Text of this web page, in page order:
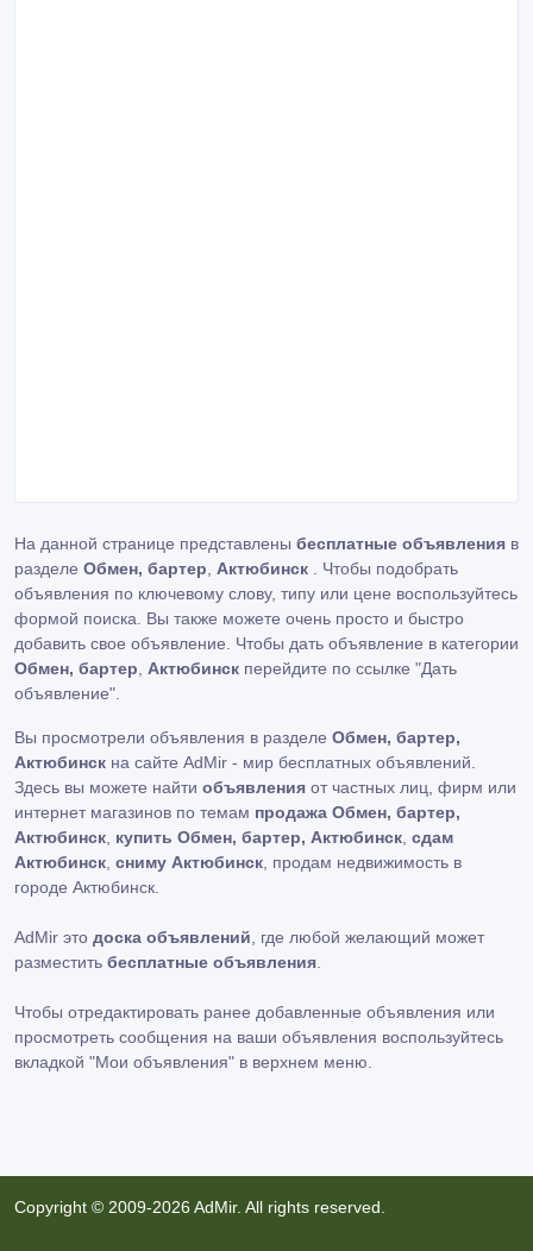
На данной странице представлены бесплатные объявления в
разделе Обмен, бартер Актюбинск . Чтобы подобрать
объявления по ключевому слову, типу или цене воспользуйтесь
формой поиска. Вы также можете очень просто и быстро
добавить свое объявление. Чтобы дать объявление в категории
Обмен, бартер
Актюбинск перейдите по ссылке "Дать
объявление"
Вы просмотрели объявления в разделе Обмен, бартер,
Актюбинск на сайте AdMir - мир бесплатных объявлений.
Здесь вы можете найти объявления от частных лиц, фирм или
интернет магазинов по темам продажа Обмен, бартер,
Актюбинск купить Обмен, бартер, Актюбинск сдам
Актюбинск сниму Актюбинск , продам недвижимость в
городе Актюбинск.
AdMir это доска объявлений , где любой желающий может
разместить бесплатные объявления
Чтобы отредактировать ранее добавленные объявления или
просмотреть сообщения на ваши объявления воспользуйтесь
вкладкой "Мои объявления" в верхнем меню.
Copyright © 2009-2026 AdMir. All rights reserved.